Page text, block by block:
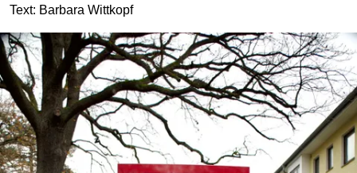
Text: Barbara Wittkopf